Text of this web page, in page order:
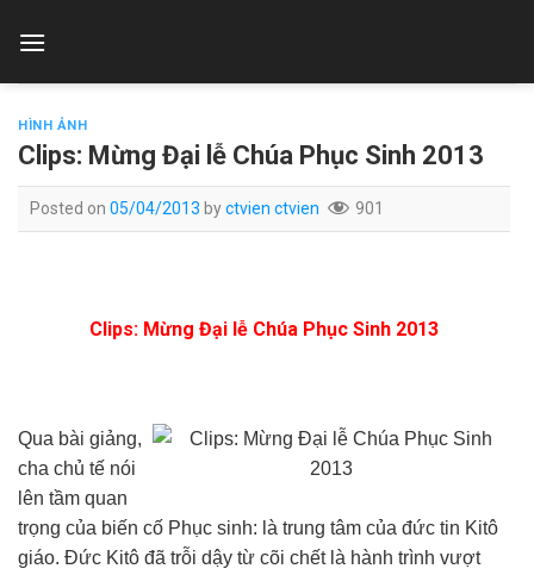
HÌNH ẢNH
Clips: Mừng Đại lễ Chúa Phục Sinh 2013
Posted on 05/04/2013 byctvien ctvien 901
Clips: Mừng Đại lễ Chúa Phục Sinh 2013
Qua bài giảng,
cha chủ tế nói
lên tầm quan
trọng của biến cố Phục sinh: là trung tâm của đức tin Kitô
giáo. Đức Kitô đã trỗi dậy từ cõi chết là hành trình vượt